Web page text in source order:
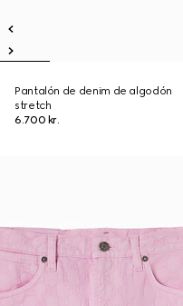
Pantalón de denim de algodón
stretch
6.700 kr.